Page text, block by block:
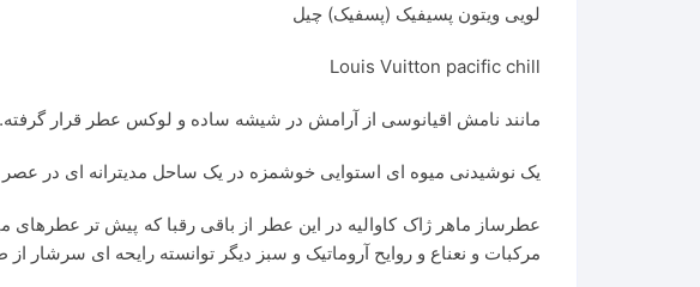
لویی ویتون پسیفیک (پسفیک) چیل
Louis Vuitton pacific chill
مانند نامش اقیانوسی از آرامش در شیشه ساده و لوکس عطر قرار گرفته.
یک نوشیدنی میوه ای استوایی خوشمزه در یک ساحل مدیترانه ای در عصر
عطرساز ماهر ژاک کاوالیه در این عطر از باقی رقبا که پیش تر عطرهای
مرکبات و نعناع و روایح آروماتیک و سبز دیگر توانسته رایحه ای سرشار